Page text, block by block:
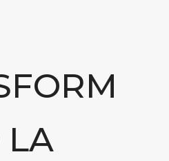
LA